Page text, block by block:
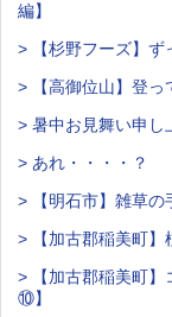
編】
> 【杉野フーズ】ず
> 【高御位山】登っ
> 暑中お見舞い申し
> あれ・・・・？
> 【明石市】雑草の
> 【加古郡稲美町】
> 【加古郡稲美町】
⑩】